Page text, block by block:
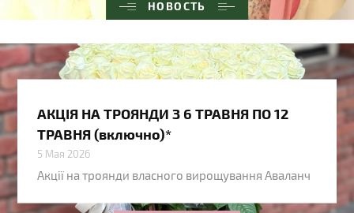
НОВОСТЬ
АКЦІЯ НА ТРОЯНДИ З 6 ТРАВНЯ ПО 12
ТРАВНЯ (включно)*
5 Мая 2026
Акції на троянди власного вирощування Аваланч